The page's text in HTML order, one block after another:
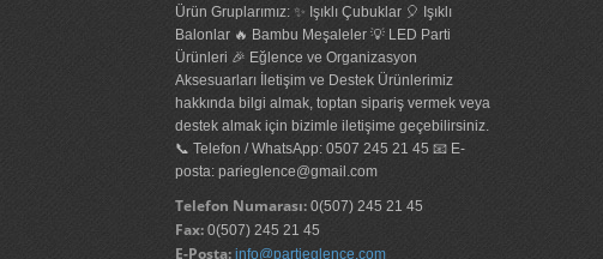
Ürün Gruplarımız: ✨ Işıklı Çubuklar 🎈 Işıklı
Balonlar 🔥 Bambu Meşaleler 💡 LED Parti
Ürünleri 🎉 Eğlence ve Organizasyon
Aksesuarları İletişim ve Destek Ürünlerimiz
hakkında bilgi almak, toptan sipariş vermek veya
destek almak için bizimle iletişime geçebilirsiniz.
📞 Telefon / WhatsApp: 0507 245 21 45 📧 E-
posta: parieglence@gmail.com
Telefon Numarası: 0(507) 245 21 45
Fax: 0(507) 245 21 45
E-Posta: info@partieglence.com